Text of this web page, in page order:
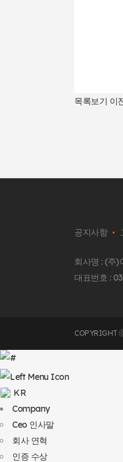
목록보기 이
공지사항
회사명 : (주
대표번호 :
COPYRIGHT
KR
Company
Ceo 인사말
회사 연혁
인증 수상